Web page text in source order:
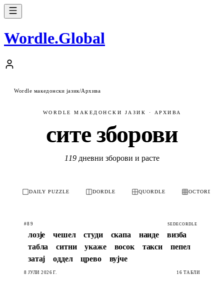
Wordle.Global
Wordle македонски јазик/Архива
WORDLE МАКЕДОНСКИ ЈАЗИК · АРХИВА
сите зборови
119 дневни зборови и расте
DAILY PUZZLE DORDLE QUORDLE OCTORDLE
#89 SEDECORDLE
лозје чешел студи скапа наиде
визба
табла
ситни укаже восок такси
пепел
затај
оддел црево вујче
8 ЈУЛИ 2026 Г. 16 ТАБЛИ